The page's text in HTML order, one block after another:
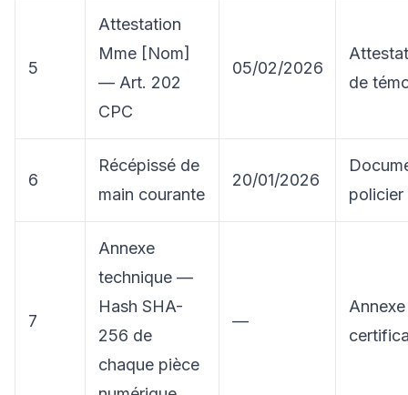
5
Attestation
Mme [Nom]
— Art. 202
CPC
05/02/2026
de
6
Récépissé de
main courante
20/01/2026
policier
7
Annexe
technique —
Hash SHA-
256 de
chaque pièce
—